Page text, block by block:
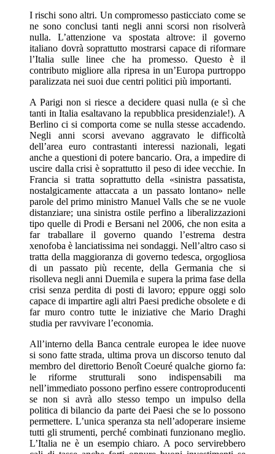
I rischi sono altri. Un compromesso pasticciato come se
ne sono conclusi tanti negli anni scorsi non risolverà
nulla. L’attenzione va spostata altrove: il governo
italiano dovrà soprattutto mostrarsi capace di riformare
l’Italia sulle linee che ha promesso. Questo è il
contributo migliore alla ripresa in un’Europa purtroppo
paralizzata nei suoi due centri politici più importanti.
A Parigi non si riesce a decidere quasi nulla (e sì che
tanti in Italia esaltavano la repubblica presidenziale!). A
Berlino ci si comporta come se nulla stesse accadendo.
Negli anni scorsi avevano aggravato le difficoltà
dell’area euro contrastanti interessi nazionali, legati
anche a questioni di potere bancario. Ora, a impedire di
uscire dalla crisi è soprattutto il peso di idee vecchie. In
Francia si tratta soprattutto della «sinistra passatista,
nostalgicamente attaccata a un passato lontano» nelle
parole del primo ministro Manuel Valls che se ne vuole
distanziare; una sinistra ostile perfino a liberalizzazioni
tipo quelle di Prodi e Bersani nel 2006, che non esita a
far traballare il governo quando l’estrema destra
xenofoba è lanciatissima nei sondaggi. Nell’altro caso si
tratta della maggioranza di governo tedesca, orgogliosa
di un passato più recente, della Germania che si
risolleva negli anni Duemila e supera la prima fase della
crisi senza perdita di posti di lavoro; eppure oggi solo
capace di impartire agli altri Paesi prediche obsolete e di
far muro contro tutte le iniziative che Mario Draghi
studia per ravvivare l’economia.
All’interno della Banca centrale europea le idee nuove
si sono fatte strada, ultima prova un discorso tenuto dal
membro del direttorio Benoît Coeuré qualche giorno fa:
le riforme strutturali sono indispensabili ma
nell’immediato possono perfino essere controproducenti
se non si avrà allo stesso tempo un impulso della
politica di bilancio da parte dei Paesi che se lo possono
permettere. L’unica speranza sta nell’adoperare insieme
tutti gli strumenti, perché combinati funzionano meglio.
L’Italia ne è un esempio chiaro. A poco servirebbero